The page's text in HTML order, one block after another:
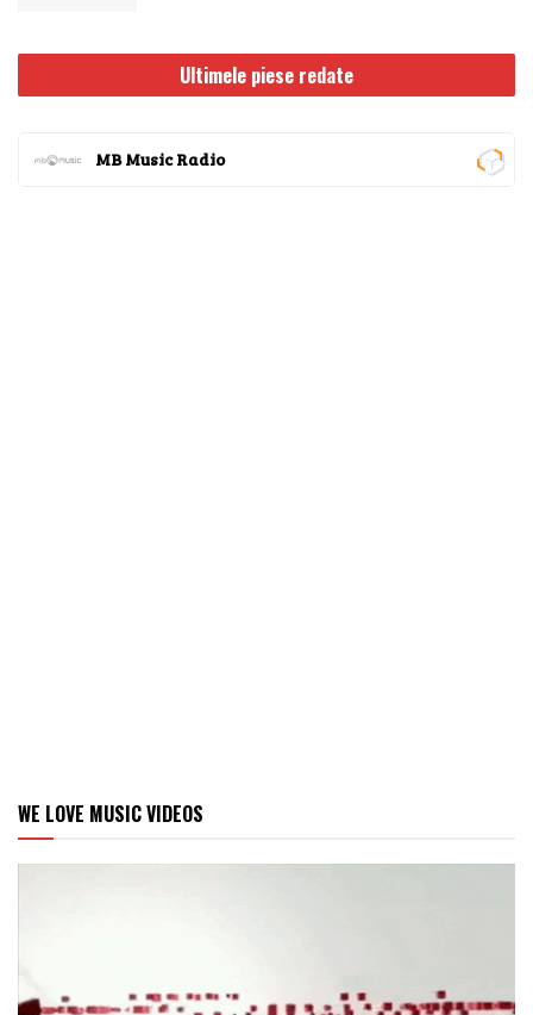
Ultimele piese redate
MB Music Radio
WE LOVE MUSIC VIDEOS